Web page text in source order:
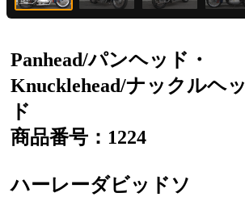
Panhead/パンヘッド・
Knucklehead/ナックルヘッ
ド
商品番号：1224
ハーレーダビッドソ